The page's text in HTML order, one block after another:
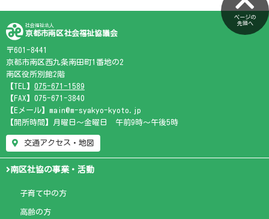
ページの
先頭へ
社会福祉法人
京都市南区社会福祉協議会
〒601-8441
京都市南区西九条南田町1番地の2
南区役所別館2階
【TEL】 075-671-1589
【FAX】075-671-3840
【Eメール】main@m-syakyo-kyoto.jp
【開所時間】月曜日～金曜日 午前9時～午後5時
交通アクセス・地図
南区社協の事業・活動
子育て中の方
高齢の方